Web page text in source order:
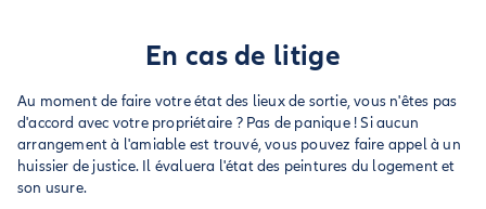
En cas de litige
Au moment de faire votre état des lieux de sortie, vous n'êtes pas
d'accord avec votre propriétaire ? Pas de panique ! Si aucun
arrangement à l'amiable est trouvé, vous pouvez faire appel à un
huissier de justice. Il évaluera l'état des peintures du logement et
son usure.